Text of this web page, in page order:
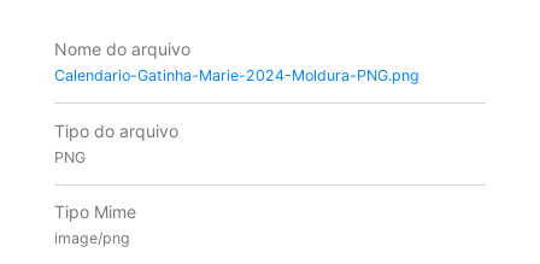
Nome do arquivo
Calendario-Gatinha-Marie-2024-Moldura-PNG.png
Tipo do arquivo
PNG
Tipo Mime
image/png